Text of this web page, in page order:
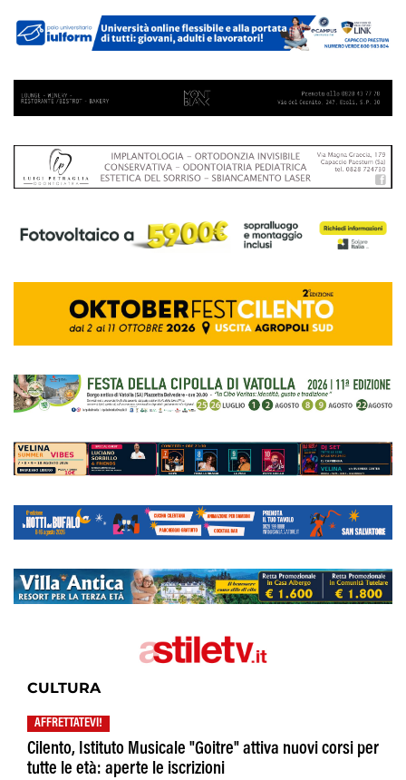
CULTURA
AFFRETTATEVI!
Cilento, Istituto Musicale "Goitre" attiva nuovi corsi per
tutte le età: aperte le iscrizioni